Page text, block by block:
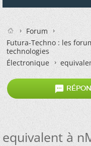
Forum
Futura-Techno : les
technologies
Électronique

equivalent à